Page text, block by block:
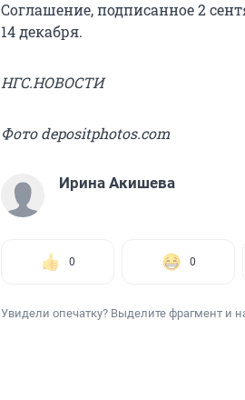
Соглашение, подписанное 2
14 декабря.
НГС.НОВОСТИ
Фото depositphotos.com
Ирина Акишева
0 0
Увидели опечатку? Выделите фрагмент и